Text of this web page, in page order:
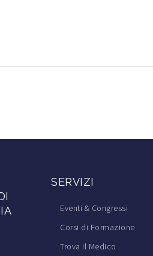
SERVIZI
Eventi & Congressi
Corsi di Formazione
Trova il Medico